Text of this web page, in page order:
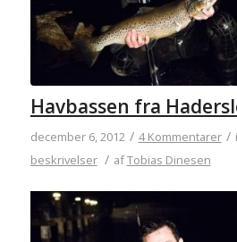
Havbassen fra
december 6, 2012 / 4 Kommentarer / i
beskrivelser / afTobias Dinesen